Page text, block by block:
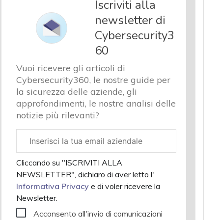
Iscriviti alla
newsletter di
Cybersecurity3
60
Vuoi ricevere gli articoli di
Cybersecurity360, le nostre guide per
la sicurezza delle aziende, gli
approfondimenti, le nostre analisi delle
notizie più rilevanti?
aziendale
Cliccando su "ISCRIVITI ALLA
NEWSLETTER", dichiaro di aver letto l'
Informativa Privacy e di voler ricevere la
Newsletter.
Acconsento all'invio di comunicazioni